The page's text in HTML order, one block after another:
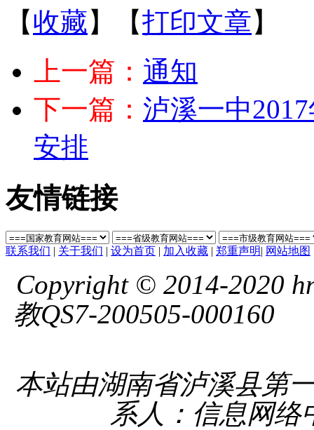
【收藏】【打印文章】
上一篇： 通知
下一篇： 泸溪一中
安排
友情链接
联系我们 | 关于我们 | 设为首页 | 加入收藏 | 郑重声明| 网站地图
Copyright © 2014-2020
教QS7-200505-000160
本站由湖南省泸溪县第
系人：信息网络